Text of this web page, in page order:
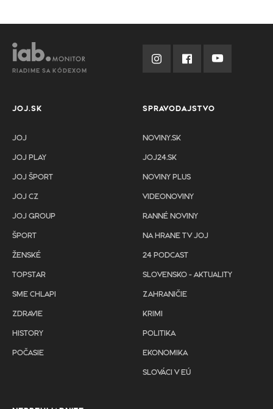
RIADIME SA KÓDEXOM
JOJ.SK
JOJ
JOJ PLAY
JOJ ŠPORT
JOJ CZ
JOJ GROUP
ŠPORT
ŽENSKÉ
TOPSTAR
SME CHLAPI
ZDRAVIE
HISTORY
POČASIE
SPRAVODAJSTVO
NOVINY.SK
JOJ24.SK
NOVINY PLUS
VIDEONOVINY
RANNÉ NOVINY
NA HRANE TV JOJ
24 PODCAST
SLOVENSKO - AKTUALITY
ZAHRANIČIE
KRIMI
POLITIKA
EKONOMIKA
SLOVÁCI V EÚ